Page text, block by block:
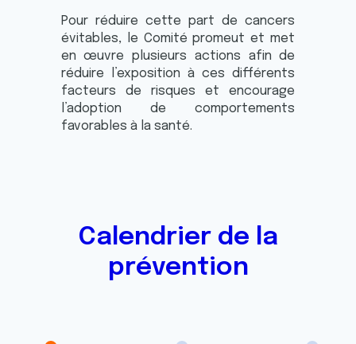
Pour réduire cette part de cancers
évitables, le Comité promeut et met
en œuvre plusieurs actions afin de
réduire l’exposition à ces différents
facteurs de risques et encourage
l’adoption de comportements
favorables à la santé.
Calendrier de la
prévention